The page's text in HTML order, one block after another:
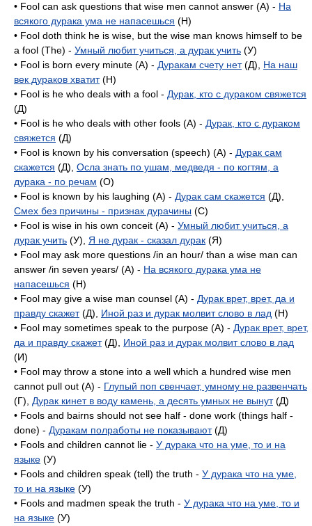
• Fool can ask questions that wise men cannot answer (A) - На
всякого дурака ума не напасешься (H)
• Fool doth think he is wise, but the wise man knows himself to be
a fool (The) - Умный любит учиться, а дурак учить (У)
• Fool is born every minute (A) - Дуракам счету нет(Д), На наш
век дураков хватит(H)
• Fool is he who deals with a fool - Дурак, кто с дураком свяжется
(Д)
• Fool is he who deals with other fools (A) - Дурак, кто с дураком
свяжется (Д)
• Fool is known by his conversation (speech) (A) - Дурак сам
скажется (Д), Осла знать по ушам, медведя - по когтям, а
дурака - по речам (O)
• Fool is known by his laughing (A) - Дурак сам скажется (Д),
Смех без причины - признак дурачины (C)
• Fool is wise in his own conceit (A) - Умный любит учиться, а
дурак учить (У), Я не дурак - сказал дурак (Я)
• Fool may ask more questions /in an hour/ than a wise man can
answer /in seven years/ (A) - На всякого дурака ума не
напасешься (H)
• Fool may give a wise man counsel (А) - Дурак врет, врет, да и
правду скажет(Д), Иной раз и дурак молвит слово в лад (H)
• Fool may sometimes speak to the purpose (A) - Дурак врет, врет,
да и правду скажет(Д), Иной раз и дурак молвит слово в лад
(И)
• Fool may throw a stone into a well which a hundred wise men
cannot pull out (A) - Глупый поп свенчает, умному не развенчать
(Г), Дурак кинет в воду камень, а десять умных не вынут(Д)
• Fools and bairns should not see half - done work (things half -
done) - Дуракам полработы не показывают(Д)
• Fools and children cannot lie - У дурака что на уме, то и на
языке (У)
• Fools and children speak (tell) the truth - У дурака что на уме,
то и на языке (У)
• Fools and madmen speak the truth - У дурака что на уме, то и
на языке (У)